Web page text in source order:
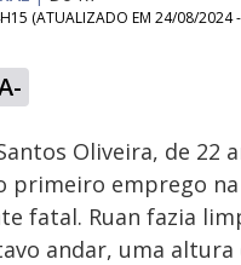
(ATUALIZADO EM 24/08/2024
Oliveira, de
primeiro emprego
fatal. Ruan fazia
andar, uma